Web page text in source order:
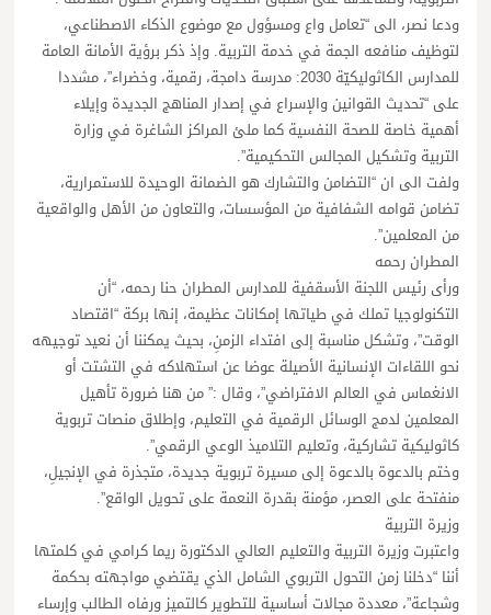
ودعا نصر، الى “تعامل واع ومسؤول مع موضوع الذكاء الاصطناعي،
لتوظيف منافعه الجمة في خدمة التربية. وإذ ذكر برؤية الأمانة العامة
للمدارس الكاثوليكيّة 2030: مدرسة دامجة، رقمية، وخضراء”، مشددا
على “تحديث القوانين والإسراع في إصدار المناهج الجديدة وإيلاء
أهمية خاصة للصحة النفسية كما ملئ المراكز الشاغرة في وزارة
التربية وتشكيل المجالس التحكيمية”.
ولفت الى ان “التضامن والتشارك هو الضمانة الوحيدة للاستمرارية،
تضامن قوامه الشفافية من المؤسسات، والتعاون من الأهل والواقعية
من المعلمين”.
المطران رحمه
ورأى رئيس اللجنة الأسقفية للمدارس المطران حنا رحمه، “أن
التكنولوجيا تملك في طياتها إمكانات عظيمة، إنها بركة “اقتصاد
الوقت”، وتشكل مناسبة إلى افتداء الزمنِ، بحيث يمكننا أن نعيد توجيهه
نحو اللقاءات الإنسانية الأصيلة عوضا عن استهلاكه في التشتت أو
الانغماس في العالم الافتراضي”، وقال :” من هنا ضرورة تأهيل
المعلمين لدمج الوسائل الرقمية في التعليم، وإطلاق منصات تربوية
كاثوليكية تشاركية، وتعليم التلاميذ الوعي الرقمي”.
وختم بالدعوة بالدعوة إلى مسيرة تربوية جديدة، متجذرة في الإنجيلِ،
منفتحة على العصر، مؤمنة بقدرة النعمة على تحويل الواقع”.
وزيرة التربية
واعتبرت وزيرة التربية والتعليم العالي الدكتورة ريما كرامي في كلمتها
أننا “دخلنا زمن التحول التربوي الشامل الذي يقتضي مواجهته بحكمة
وشجاعة”، معددة مجالات أساسية للتطوير كالتميز ورفاه الطالب وإرساء